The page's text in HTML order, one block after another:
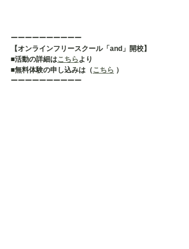
ーーーーーーーーーー
【オンラインフリースクール「and」開校】
■活動の詳細はこちらより
■無料体験の申し込みは（こちら ）
ーーーーーーーーーー